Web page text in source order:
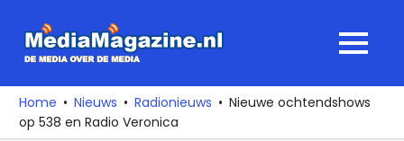
naar
media
over
de
MENU
Home Nieuws Radionieuws
Nieuwe ochtendshows
op 538 en Radio Veronica